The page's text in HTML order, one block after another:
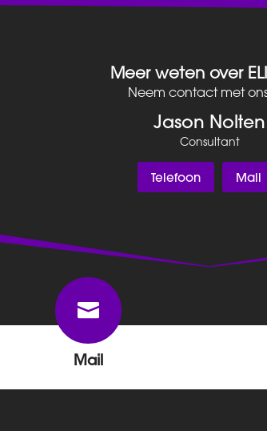
Meer weten over
Neem contact met
Jason Nolten
Consultant
Telefoon Mail

Mail